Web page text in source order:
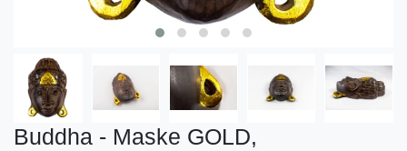
Buddha - Maske GOLD,